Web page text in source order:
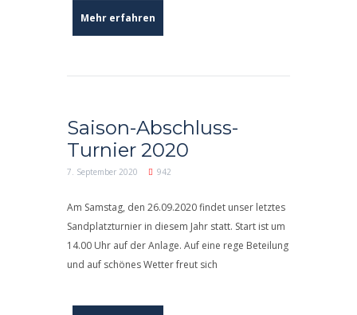
Mehr erfahren
Saison-Abschluss-
Turnier 2020
7. September 2020 942
Am Samstag, den 26.09.2020 findet unser letztes
Sandplatzturnier in diesem Jahr statt. Start ist um
14.00 Uhr auf der Anlage. Auf eine rege Beteilung
und auf schönes Wetter freut sich